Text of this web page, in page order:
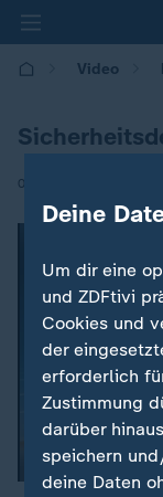
Video
03.01.2017 | 19:00
00:00
Deine
Um dir eine
und ZDFtivi
Cookies und
der
erforderlich
Zustimmung
darüber
speichern
deine Daten